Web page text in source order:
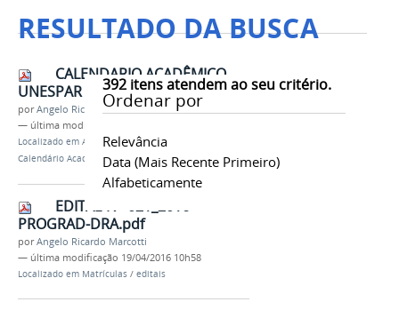
RESULTADO DA BUSCA
392itens atendem ao seu critério.
Ordenar por
Relevância
Data (mais Recente Primeiro)
Alfabeticamente
CALENDARIO ACADÊMICO
UNESPAR - 2018
porAngelo Ricardo Marcotti
— última modificação
Localizado em A Unespar /…/Calendários
Calendário Academico
EDITAL-N°-021_2016-
PROGRAD-DRA.pdf
porAngelo Ricardo Marcotti
— última modificação 19/04/2016 10h58
Localizado em Matrículas / editais